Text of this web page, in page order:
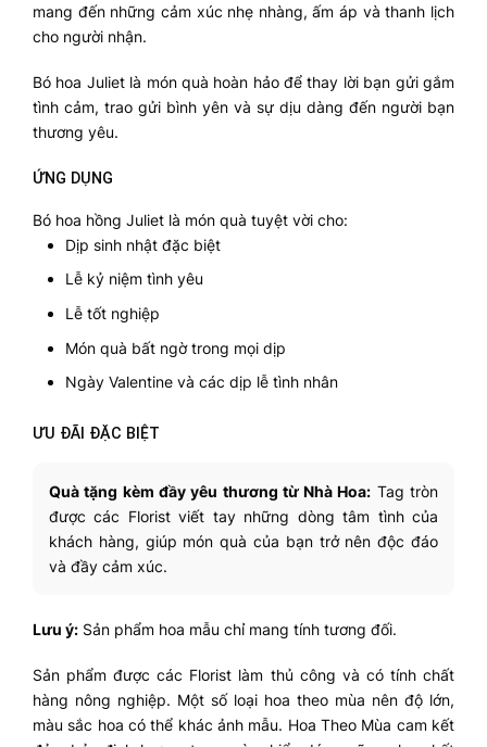
mang đến những cảm xúc nhẹ nhàng, ấm áp và thanh lịch
cho người nhận.
Bó hoa Juliet là món quà hoàn hảo để thay lời bạn gửi gắm
tình cảm, trao gửi bình yên và sự dịu dàng đến người bạn
thương yêu.
ỨNG DỤNG
Bó hoa hồng Juliet là món quà tuyệt vời cho:
Dịp sinh nhật đặc biệt
Lễ kỷ niệm tình yêu
Lễ tốt nghiệp
Món quà bất ngờ trong mọi dịp
Ngày Valentine và các dịp lễ tình nhân
ƯU ĐÃI ĐẶC BIỆT
Quà tặng kèm đầy yêu thương từ Nhà Hoa: Tag tròn
được các Florist viết tay những dòng tâm tình của
khách hàng, giúp món quà của bạn trở nên độc đáo
và đầy cảm xúc.
Lưu ý: Sản phẩm hoa mẫu chỉ mang tính tương đối.
Sản phẩm được các Florist làm thủ công và có tính chất
hàng nông nghiệp. Một số loại hoa theo mùa nên độ lớn,
màu sắc hoa có thể khác ảnh mẫu. Hoa Theo Mùa cam kết